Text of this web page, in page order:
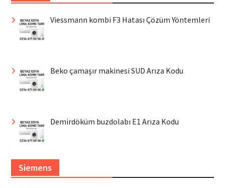
Viessmann kombi F3 Hatası Çözüm Yöntemleri
Beko çamaşır makinesi SUD Arıza Kodu
Demirdöküm buzdolabı E1 Arıza Kodu
Siemens